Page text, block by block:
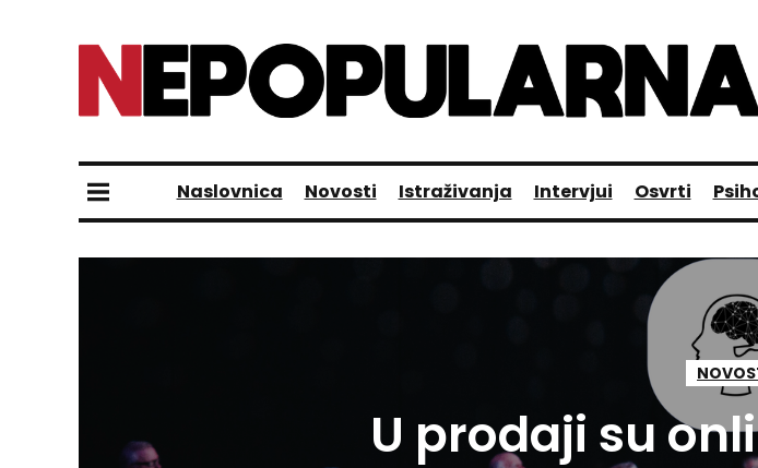
Naslovnica Novosti Istraživanja Intervjui Osvrti
U prodaji su